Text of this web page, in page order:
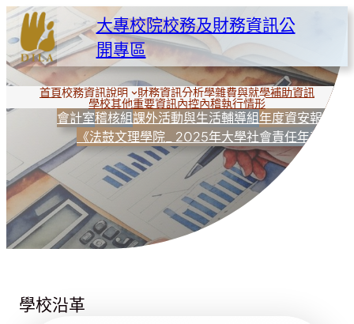
跳
至
主
要
內
容
大專校院校務及財務資訊公
開專區
首頁校務資訊說明 財務資訊分析學雜費與就學補助資訊
學校其他重要資訊內控內稽執行情形
會計室稽核組課外活動與生活輔導組年度資安報告
《法鼓文理學院_ 2025年大學社會責任年報》
學校沿革